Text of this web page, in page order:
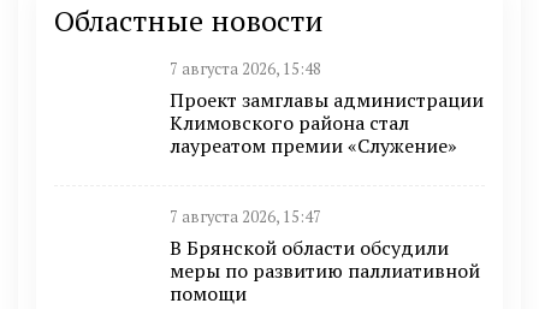
Областные новости
7 августа 2026, 15:48
Проект замглавы администрации
Климовского района стал
лауреатом премии «Служение»
7 августа 2026, 15:47
В Брянской области обсудили
меры по развитию паллиативной
помощи